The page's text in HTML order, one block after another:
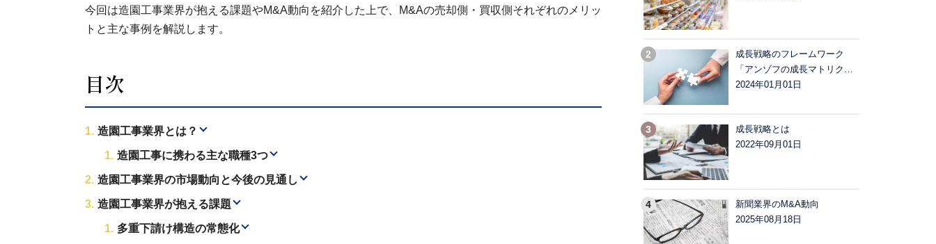
今回は造園工事業界が抱える課題やM&A動向を紹介した上で、M&Aの売却側・買収側それぞれのメリッ
トと主な事例を解説します。
目次
造園工事業界とは？
造園工事に携わる主な職種3つ
造園工事業界の市場動向と今後の見通し
造園工事業界が抱える課題
多重下請け構造の常態化
成長戦略のフレームワーク
「アンゾフの成長マトリク…
2024年01月01日
成長戦略とは
2022年09月01日
新聞業界のM&A動向
2025年08月18日